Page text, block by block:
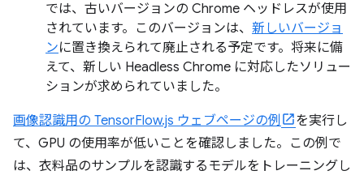
では、古いバージョンの Chrome ヘッドレスが使用
されています。このバージョンは、 新しいバージョ
ンに置き換えられて廃止される予定です。将来に備
えて、新しい Headless Chrome に対応したソリュー
ションが求められていました。
画像認識用の TensorFlow.js ウェブページの例
を実行し
て、GPU の使用率が低いことを確認しました。この例で
は、衣料品のサンプルを認識するモデルをトレーニングし